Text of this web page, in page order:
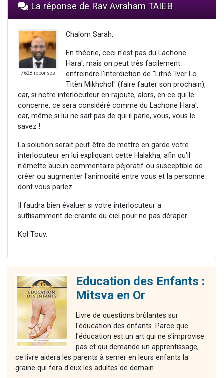
La réponse de Rav Avraham TAIEB
7628 réponses
Chalom Sarah,
En théorie, ceci n'est pas du Lachone
Hara', mais on peut très facilement
enfreindre l'interdiction de "Lifné 'Iver Lo
Titèn Mikhchol" (faire fauter son prochain),
car, si notre interlocuteur en rajoute, alors, en ce qui le
concerne, ce sera considéré comme du Lachone Hara',
car, même si lui ne sait pas de qui il parle, vous, vous le
savez !
La solution serait peut-être de mettre en garde votre
interlocuteur en lui expliquant cette Halakha, afin qu'il
n'émette aucun commentaire péjoratif ou susceptible de
créer ou augmenter l'animosité entre vous et la personne
dont vous parlez.
Il faudra bien évaluer si votre interlocuteur a
suffisamment de crainte du ciel pour ne pas déraper.
Kol Touv.
Education des Enfants :
Mitsva en Or
Livre de questions brûlantes sur
l'éducation des enfants. Parce que
l'éducation est un art qui ne s'improvise
pas et qui demande un apprentissage,
ce livre aidera les parents à semer en leurs enfants la
graine qui fera d'eux les adultes de demain.